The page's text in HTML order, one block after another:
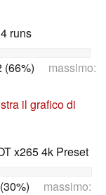
runs
(66%) massimo:
il grafico di
x265 4k Preset
massimo: